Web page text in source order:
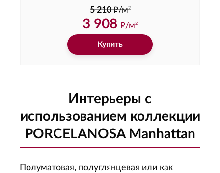
5 210 ф/м2
3 908 ф/м2
Купить
Интерьеры с
использованием коллекции
PORCELANOSA Manhattan
Полуматовая, полуглянцевая или как